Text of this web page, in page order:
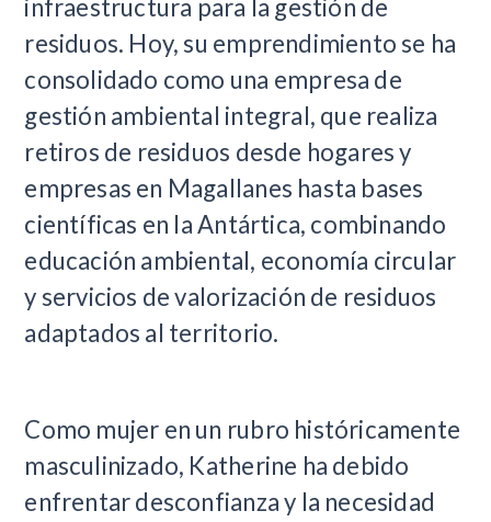
infraestructura para la gestión de
residuos. Hoy, su emprendimiento se ha
consolidado como una empresa de
gestión ambiental integral, que realiza
retiros de residuos desde hogares y
empresas en Magallanes hasta bases
científicas en la Antártica, combinando
educación ambiental, economía circular
y servicios de valorización de residuos
adaptados al territorio.
Como mujer en un rubro históricamente
masculinizado, Katherine ha debido
enfrentar desconfianza y la necesidad